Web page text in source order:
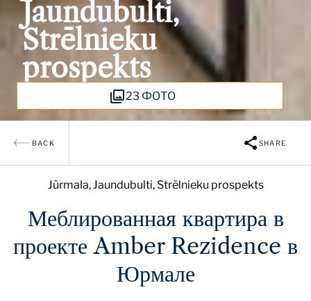
Jaundubulti,
Strēlnieku
prospekts
23 ФОТО
BACK SHARE
Jūrmala, Jaundubulti, Strēlnieku prospekts
Меблированная квартира в
проекте Amber Rezidence в
Юрмале